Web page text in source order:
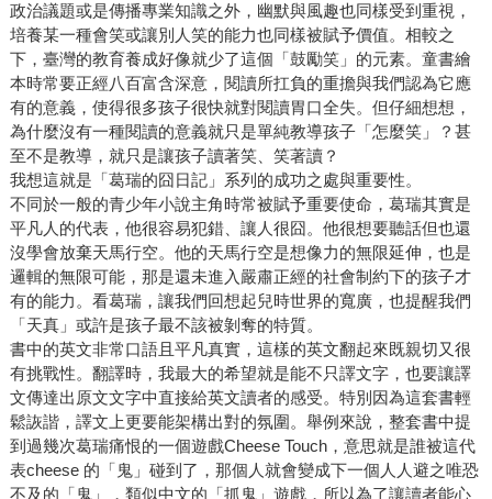
政治議題或是傳播專業知識之外，幽默與風趣也同樣受到重視，
培養某一種會笑或讓別人笑的能力也同樣被賦予價值。相較之
下，臺灣的教育養成好像就少了這個「鼓勵笑」的元素。童書繪
本時常要正經八百富含深意，閱讀所扛負的重擔與我們認為它應
有的意義，使得很多孩子很快就對閱讀胃口全失。但仔細想想，
為什麼沒有一種閱讀的意義就只是單純教導孩子「怎麼笑」？甚
至不是教導，就只是讓孩子讀著笑、笑著讀？
我想這就是「葛瑞的囧日記」系列的成功之處與重要性。
不同於一般的青少年小說主角時常被賦予重要使命，葛瑞其實是
平凡人的代表，他很容易犯錯、讓人很囧。他很想要聽話但也還
沒學會放棄天馬行空。他的天馬行空是想像力的無限延伸，也是
邏輯的無限可能，那是還未進入嚴肅正經的社會制約下的孩子才
有的能力。看葛瑞，讓我們回想起兒時世界的寬廣，也提醒我們
「天真」或許是孩子最不該被剝奪的特質。
書中的英文非常口語且平凡真實，這樣的英文翻起來既親切又很
有挑戰性。翻譯時，我最大的希望就是能不只譯文字，也要讓譯
文傳達出原文文字中直接給英文讀者的感受。特別因為這套書輕
鬆詼諧，譯文上更要能架構出對的氛圍。舉例來說，整套書中提
到過幾次葛瑞痛恨的一個遊戲Cheese Touch，意思就是誰被這代
表cheese 的「鬼」碰到了，那個人就會變成下一個人人避之唯恐
不及的「鬼」，類似中文的「抓鬼」遊戲，所以為了讓讀者能心